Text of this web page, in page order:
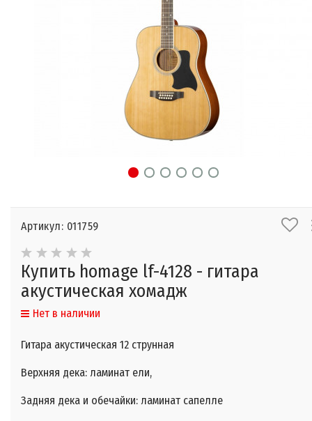
Артикул: 011759
Купить homage lf-4128 - гитара
акустическая хомадж
Нет в наличии
Гитара акустическая 12 струнная
Верхняя дека: ламинат ели,
Задняя дека и обечайки: ламинат сапелле